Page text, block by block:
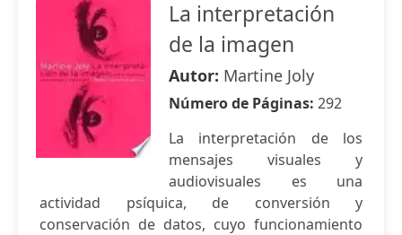
La interpretación
de la imagen
Autor: Martine Joly
Número de Páginas: 292
La interpretación de los
mensajes visuales y
audiovisuales es una
actividad psíquica, de conversión y
conservación de datos, cuyo funcionamiento